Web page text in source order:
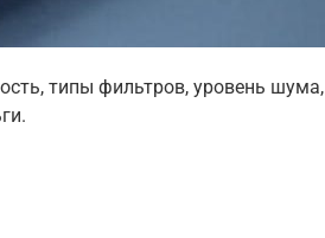
типы фильтров, уровень шума,